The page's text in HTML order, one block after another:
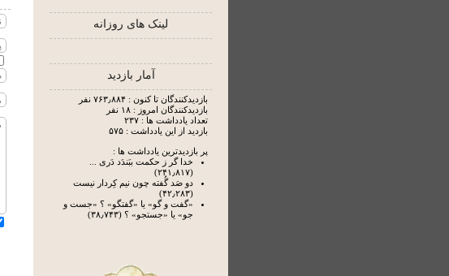
لینک های روزانه
آمار بازدید
بازدیدکنندگان تا کنون : ۷۶۳٫۸۸۴ نفر
بازدیدکنندگان امروز : ۱۸ نفر
تعداد یادداشت ها : ۲۳۷
بازدید از این یادداشت : ۵۷۵
پر بازدیدترین یادداشت ها :
خدا گر ز حکمت ببَندَد دَری ...
(۲۴۱٫۸۱۷)
دو صَد گُفته چون نیم کِردار نیست
(۴۲٫۲۸۳)
«گفت و گو» یا «گفتگو» ؟ «جست و
جو» یا «جستجو» ؟ (۳۸٫۷۴۳)